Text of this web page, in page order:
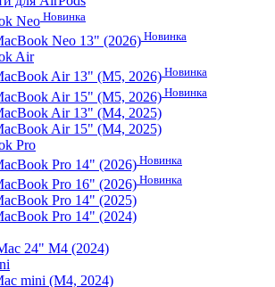
Neo Новинка
Neo 13" (2026) Новинка
Air
Air 13" (M5, 2026) Новинка
Air 15" (M5, 2026) Новинка
Air 13" (M4, 2025)
Air 15" (M4, 2025)
Pro
Pro 14" (2026) Новинка
Pro 16" (2026) Новинка
Pro 14" (2025)
Pro 14" (2024)
24" M4 (2024)
mini (M4, 2024)